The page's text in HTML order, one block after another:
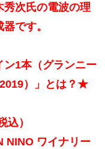
秀次氏の電波の理
です。
1本（グランニー
）」とは？★
込）
NINO ワイナリー